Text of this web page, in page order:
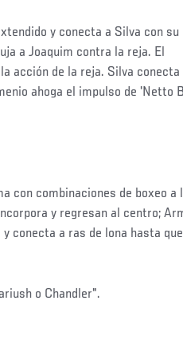
y conecta a Silva con su
a Joaquim contra la reja. El
acción de la reja. Silva conecta
ahoga el impulso de 'Netto
con combinaciones de boxeo a
y regresan al centro;
conecta a ras de lona hasta
o Chandler".